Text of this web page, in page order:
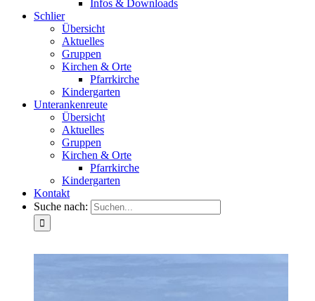
Infos & Downloads
Schlier
Übersicht
Aktuelles
Gruppen
Kirchen & Orte
Pfarrkirche
Kindergarten
Unterankenreute
Übersicht
Aktuelles
Gruppen
Kirchen & Orte
Pfarrkirche
Kindergarten
Kontakt
Suche nach: